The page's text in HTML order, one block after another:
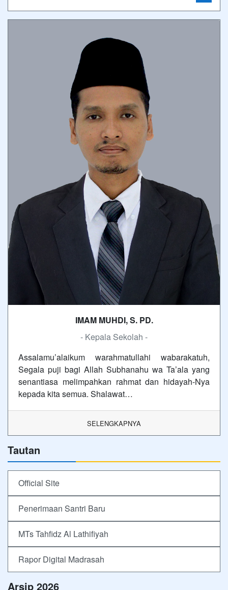
IMAM MUHDI, S. PD.
- Kepala Sekolah -
Assalamu’alaikum warahmatullahi wabarakatuh,
Segala puji bagi Allah Subhanahu wa Ta’ala yang
senantiasa melimpahkan rahmat dan hidayah-Nya
kepada kita semua. Shalawat…
SELENGKAPNYA
Tautan
Official Site
Penerimaan Santri Baru
MTs Tahfidz Al Lathifiyah
Rapor Digital Madrasah
Arsip 2026